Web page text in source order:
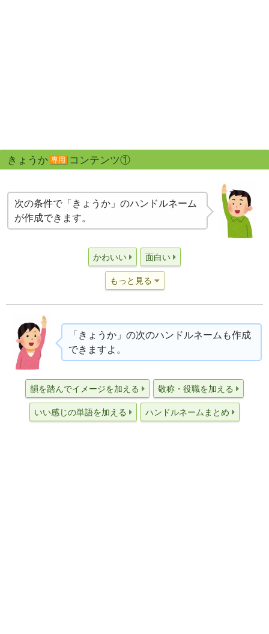
きょうか 専用 コンテンツ①
次の条件で「きょうか」のハンドルネーム
が作成できます。
かわいい 面白い
もっと見る
「きょうか」の次のハンドルネームも作成
できますよ。
韻を踏んでイメージを加える 敬称・役職を加える
いい感じの単語を加える ハンドルネームまとめ